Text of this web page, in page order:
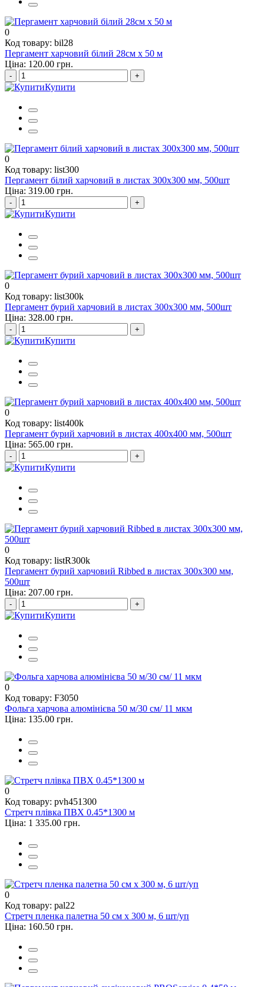
0
Код товару: bil28
Пергамент харчовий білий 28см х 50 м
Ціна: 120.00 грн.
- +
Купити
0
Код товару: list300
Пергамент білий харчовий в листах 300х300 мм, 500шт
Ціна: 319.00 грн.
- +
Купити
0
Код товару: list300k
Пергамент бурий харчовий в листах 300х300 мм, 500шт
Ціна: 328.00 грн.
- +
Купити
0
Код товару: list400k
Пергамент бурий харчовий в листах 400х400 мм, 500шт
Ціна: 565.00 грн.
- +
Купити
0
Код товару: listR300k
Пергамент бурий харчовий Ribbed в листах 300х300 мм,
500шт
Ціна: 207.00 грн.
- +
Купити
0
Код товару: F3050
Фольга харчова алюмінієва 50 м/30 см/ 11 мкм
Ціна: 135.00 грн.
0
Код товару: pvh451300
Стретч плівка ПВХ 0.45*1300 м
Ціна: 1 335.00 грн.
0
Код товару: pal22
Стретч пленка палетна 50 см х 300 м, 6 шт/уп
Ціна: 160.50 грн.